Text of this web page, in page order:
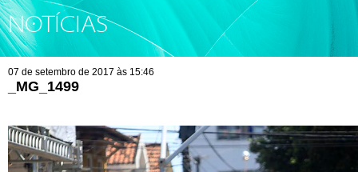
NOTÍCIAS
07 de setembro de 2017 às 15:46
_MG_1499